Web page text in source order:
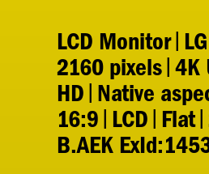
LCD
2160 pixels|4K
HD|Native
B.AEK